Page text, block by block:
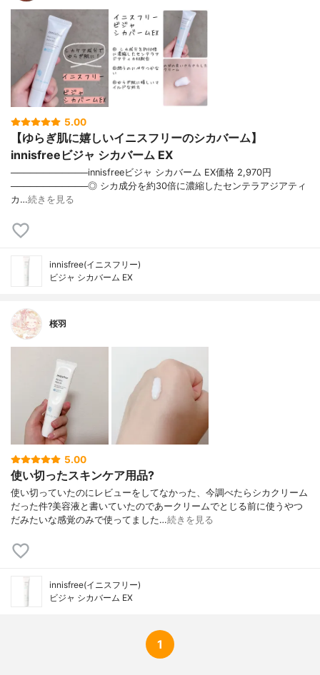
5.00
【ゆらぎ肌に嬉しいイニスフリーのシカバーム】
innisfreeビジャ シカバーム EX
────────────innisfreeビジャ シカバーム EX価格 2,970円
────────────◎ シカ成分を約30倍に濃縮したセンテラアジアティ
カ…続きを見る
innisfree(イニスフリー)
ビジャ シカバーム EX
桜羽
5.00
使い切ったスキンケア用品?
使い切っていたのにレビューをしてなかった、今調べたらシカクリーム
だった件?美容液と書いていたのであークリームでとじる前に使うやつ
だみたいな感覚のみで使ってました…続きを見る
innisfree(イニスフリー)
ビジャ シカバーム EX
1